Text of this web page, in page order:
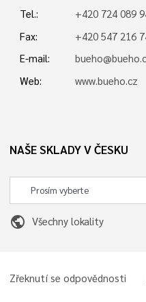
Tel.:
+420 724 089
Fax:
+420 547 216
E-mail:
Web:
www.bueho.cz
NAŠE SKLADY V ČESKU
public Všechny lokality
Zřeknutí se odpovědnosti